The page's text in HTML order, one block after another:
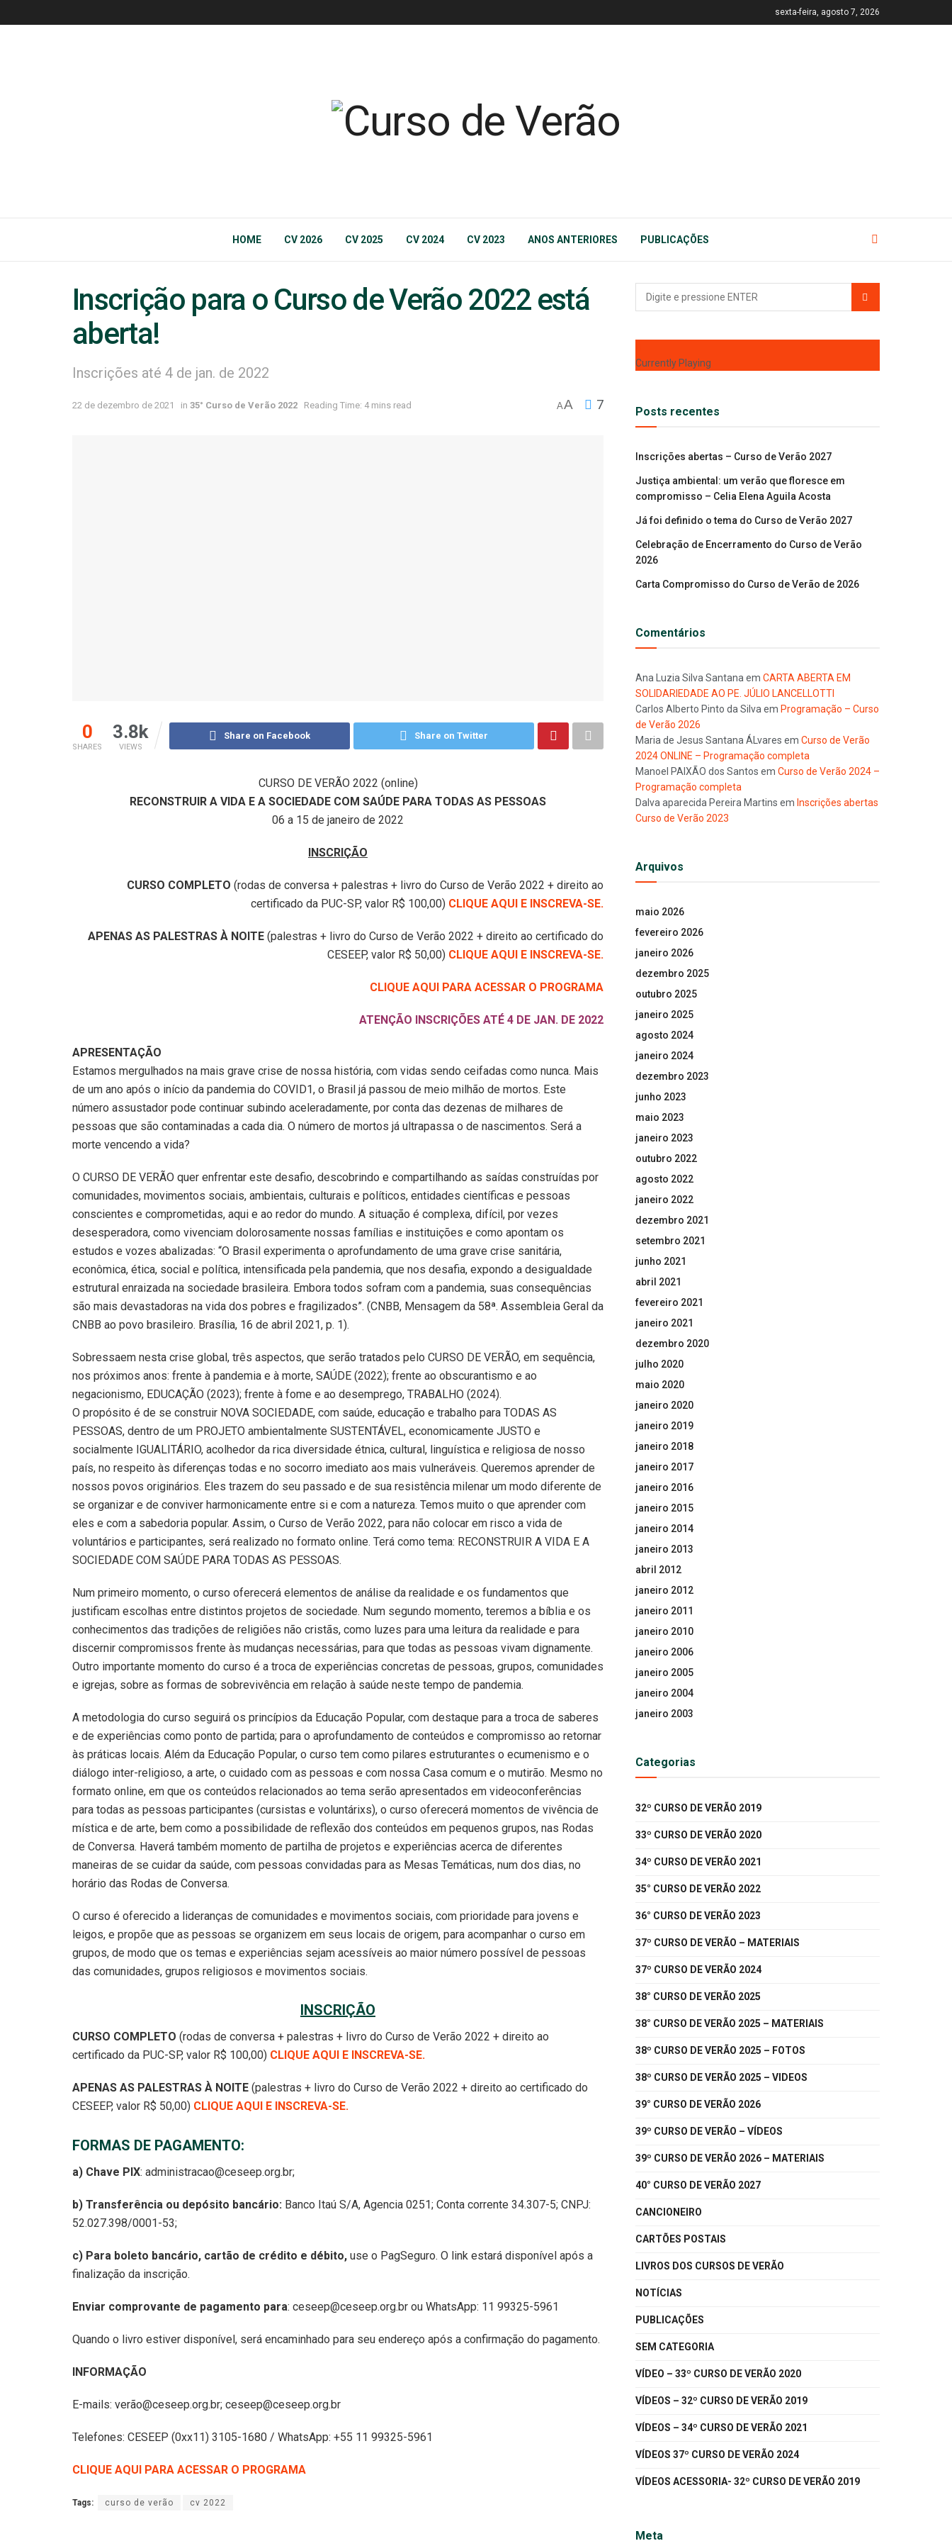
sexta-feira, agosto 7, 2026
HOME CV 2026 CV 2025 CV 2024 CV 2023 ANOS ANTERIORES PUBLICAÇÕES
Inscrição para o Curso de Verão 2022 está
aberta!
Inscrições até 4 de jan. de 2022
22 de dezembro de 2021 in 35° Curso de Verão 2022 Reading Time: 4 mins read AA 7
0
SHARES
3.8k
VIEWS
Share on Facebook Share on Twitter
CURSO DE VERÃO 2022 (online)
RECONSTRUIR A VIDA E A SOCIEDADE COM SAÚDE PARA TODAS AS PESSOAS
06 a 15 de janeiro de 2022
INSCRIÇÃO
CURSO COMPLETO (rodas de conversa + palestras + livro do Curso de Verão 2022 + direito ao
certificado da PUC-SP, valor R$ 100,00) CLIQUE AQUI E INSCREVA-SE.
APENAS AS PALESTRAS À NOITE (palestras + livro do Curso de Verão 2022 + direito ao certificado do
CESEEP, valor R$ 50,00) CLIQUE AQUI E INSCREVA-SE.
CLIQUE AQUI PARA ACESSAR O PROGRAMA
ATENÇÃO INSCRIÇÕES ATÉ 4 DE JAN. DE 2022
APRESENTAÇÃO
Estamos mergulhados na mais grave crise de nossa história, com vidas sendo ceifadas como nunca. Mais
de um ano após o início da pandemia do COVID1, o Brasil já passou de meio milhão de mortos. Este
número assustador pode continuar subindo aceleradamente, por conta das dezenas de milhares de
pessoas que são contaminadas a cada dia. O número de mortos já ultrapassa o de nascimentos. Será a
morte vencendo a vida?
O CURSO DE VERÃO quer enfrentar este desafio, descobrindo e compartilhando as saídas construídas por
comunidades, movimentos sociais, ambientais, culturais e políticos, entidades científicas e pessoas
conscientes e comprometidas, aqui e ao redor do mundo. A situação é complexa, difícil, por vezes
desesperadora, como vivenciam dolorosamente nossas famílias e instituições e como apontam os
estudos e vozes abalizadas: “O Brasil experimenta o aprofundamento de uma grave crise sanitária,
econômica, ética, social e política, intensificada pela pandemia, que nos desafia, expondo a desigualdade
estrutural enraizada na sociedade brasileira. Embora todos sofram com a pandemia, suas consequências
são mais devastadoras na vida dos pobres e fragilizados”. (CNBB, Mensagem da 58ª. Assembleia Geral da
CNBB ao povo brasileiro. Brasília, 16 de abril 2021, p. 1).
Sobressaem nesta crise global, três aspectos, que serão tratados pelo CURSO DE VERÃO, em sequência,
nos próximos anos: frente à pandemia e à morte, SAÚDE (2022); frente ao obscurantismo e ao
negacionismo, EDUCAÇÃO (2023); frente à fome e ao desemprego, TRABALHO (2024).
O propósito é de se construir NOVA SOCIEDADE, com saúde, educação e trabalho para TODAS AS
PESSOAS, dentro de um PROJETO ambientalmente SUSTENTÁVEL, economicamente JUSTO e
socialmente IGUALITÁRIO, acolhedor da rica diversidade étnica, cultural, linguística e religiosa de nosso
país, no respeito às diferenças todas e no socorro imediato aos mais vulneráveis. Queremos aprender de
nossos povos originários. Eles trazem do seu passado e de sua resistência milenar um modo diferente de
se organizar e de conviver harmonicamente entre si e com a natureza. Temos muito o que aprender com
eles e com a sabedoria popular. Assim, o Curso de Verão 2022, para não colocar em risco a vida de
voluntários e participantes, será realizado no formato online. Terá como tema: RECONSTRUIR A VIDA E A
SOCIEDADE COM SAÚDE PARA TODAS AS PESSOAS.
Num primeiro momento, o curso oferecerá elementos de análise da realidade e os fundamentos que
justificam escolhas entre distintos projetos de sociedade. Num segundo momento, teremos a bíblia e os
conhecimentos das tradições de religiões não cristãs, como luzes para uma leitura da realidade e para
discernir compromissos frente às mudanças necessárias, para que todas as pessoas vivam dignamente.
Outro importante momento do curso é a troca de experiências concretas de pessoas, grupos, comunidades
e igrejas, sobre as formas de sobrevivência em relação à saúde neste tempo de pandemia.
A metodologia do curso seguirá os princípios da Educação Popular, com destaque para a troca de saberes
e de experiências como ponto de partida; para o aprofundamento de conteúdos e compromisso ao retornar
às práticas locais. Além da Educação Popular, o curso tem como pilares estruturantes o ecumenismo e o
diálogo inter-religioso, a arte, o cuidado com as pessoas e com nossa Casa comum e o mutirão. Mesmo no
formato online, em que os conteúdos relacionados ao tema serão apresentados em videoconferências
para todas as pessoas participantes (cursistas e voluntárixs), o curso oferecerá momentos de vivência de
mística e de arte, bem como a possibilidade de reflexão dos conteúdos em pequenos grupos, nas Rodas
de Conversa. Haverá também momento de partilha de projetos e experiências acerca de diferentes
maneiras de se cuidar da saúde, com pessoas convidadas para as Mesas Temáticas, num dos dias, no
horário das Rodas de Conversa.
O curso é oferecido a lideranças de comunidades e movimentos sociais, com prioridade para jovens e
leigos, e propõe que as pessoas se organizem em seus locais de origem, para acompanhar o curso em
grupos, de modo que os temas e experiências sejam acessíveis ao maior número possível de pessoas
das comunidades, grupos religiosos e movimentos sociais.
INSCRIÇÃO
CURSO COMPLETO (rodas de conversa + palestras + livro do Curso de Verão 2022 + direito ao
certificado da PUC-SP, valor R$ 100,00) CLIQUE AQUI E INSCREVA-SE.
APENAS AS PALESTRAS À NOITE (palestras + livro do Curso de Verão 2022 + direito ao certificado do
CESEEP, valor R$ 50,00) CLIQUE AQUI E INSCREVA-SE.
FORMAS DE PAGAMENTO:
a) Chave PIX: administracao@ceseep.org.br;
b) Transferência ou depósito bancário: Banco Itaú S/A, Agencia 0251; Conta corrente 34.307-5; CNPJ:
52.027.398/0001-53;
c) Para boleto bancário, cartão de crédito e débito, use o PagSeguro. O link estará disponível após a
finalização da inscrição.
Enviar comprovante de pagamento para: ceseep@ceseep.org.br ou WhatsApp: 11 99325-5961
Quando o livro estiver disponível, será encaminhado para seu endereço após a confirmação do pagamento.
INFORMAÇÃO
E-mails: verão@ceseep.org.br; ceseep@ceseep.org.br
Telefones: CESEEP (0xx11) 3105-1680 / WhatsApp: +55 11 99325-5961
CLIQUE AQUI PARA ACESSAR O PROGRAMA
Tags: curso de verão cv 2022
Currently Playing
Posts recentes
Inscrições abertas – Curso de Verão 2027
Justiça ambiental: um verão que floresce em
compromisso – Celia Elena Aguila Acosta
Já foi definido o tema do Curso de Verão 2027
Celebração de Encerramento do Curso de Verão
2026
Carta Compromisso do Curso de Verão de 2026
Comentários
Ana Luzia Silva Santana em CARTA ABERTA EM
SOLIDARIEDADE AO PE. JÚLIO LANCELLOTTI
Carlos Alberto Pinto da Silva em Programação – Curso
de Verão 2026
Maria de Jesus Santana ÁLvares em Curso de Verão
2024 ONLINE – Programação completa
Manoel PAIXÃO dos Santos em Curso de Verão 2024 –
Programação completa
Dalva aparecida Pereira Martins em Inscrições abertas
Curso de Verão 2023
Arquivos
maio 2026
fevereiro 2026
janeiro 2026
dezembro 2025
outubro 2025
janeiro 2025
agosto 2024
janeiro 2024
dezembro 2023
junho 2023
maio 2023
janeiro 2023
outubro 2022
agosto 2022
janeiro 2022
dezembro 2021
setembro 2021
junho 2021
abril 2021
fevereiro 2021
janeiro 2021
dezembro 2020
julho 2020
maio 2020
janeiro 2020
janeiro 2019
janeiro 2018
janeiro 2017
janeiro 2016
janeiro 2015
janeiro 2014
janeiro 2013
abril 2012
janeiro 2012
janeiro 2011
janeiro 2010
janeiro 2006
janeiro 2005
janeiro 2004
janeiro 2003
Categorias
32º CURSO DE VERÃO 2019
33º CURSO DE VERÃO 2020
34º CURSO DE VERÃO 2021
35° CURSO DE VERÃO 2022
36° CURSO DE VERÃO 2023
37º CURSO DE VERÃO – MATERIAIS
37º CURSO DE VERÃO 2024
38° CURSO DE VERÃO 2025
38° CURSO DE VERÃO 2025 – MATERIAIS
38º CURSO DE VERÃO 2025 – FOTOS
38º CURSO DE VERÃO 2025 – VIDEOS
39° CURSO DE VERÃO 2026
39º CURSO DE VERÃO – VÍDEOS
39º CURSO DE VERÃO 2026 – MATERIAIS
40° CURSO DE VERÃO 2027
CANCIONEIRO
CARTÕES POSTAIS
LIVROS DOS CURSOS DE VERÃO
NOTÍCIAS
PUBLICAÇÕES
SEM CATEGORIA
VÍDEO – 33º CURSO DE VERÃO 2020
VÍDEOS – 32º CURSO DE VERÃO 2019
VÍDEOS – 34º CURSO DE VERÃO 2021
VÍDEOS 37º CURSO DE VERÃO 2024
VÍDEOS ACESSORIA- 32º CURSO DE VERÃO 2019
Meta